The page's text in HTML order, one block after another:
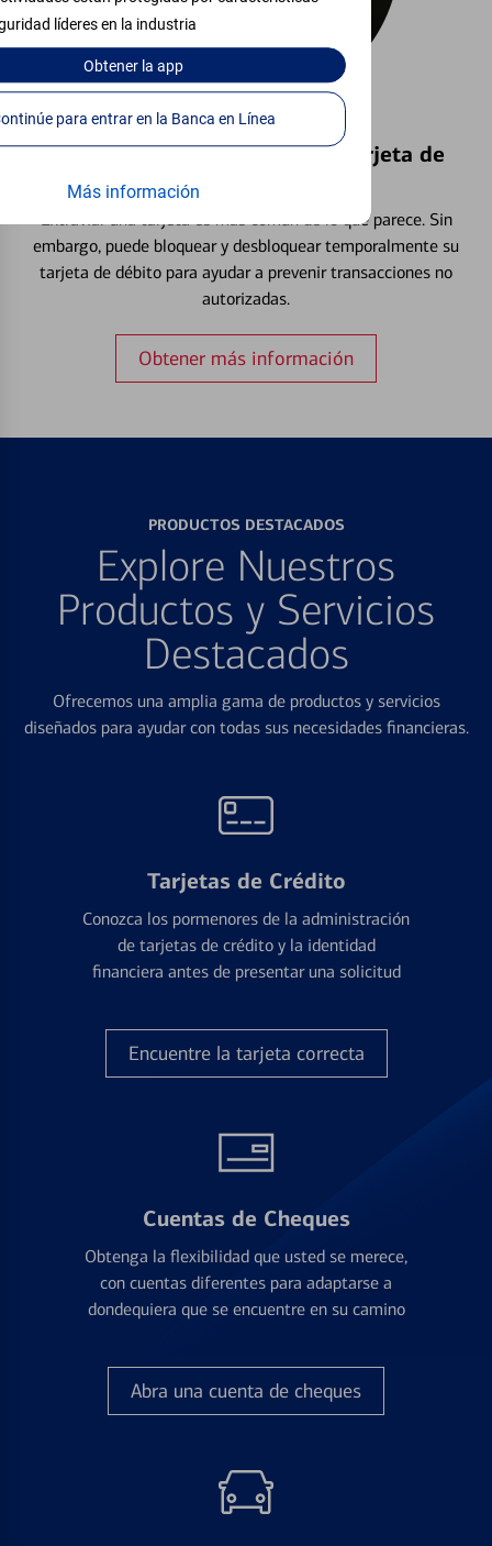
líderes en la industria
Obtenerla app
Continúe para entrar en la Banca en Línea
Más información
Bloquear y Desbloquear una Tarjeta de
Extraviar una tarjeta es más común de lo que parece. Sin
embargo, puede bloquear y desbloquear temporalmente su
tarjeta de débito para ayudar a prevenir transacciones no
autorizadas.
Obtener más información
PRODUCTOS DESTACADOS
Explore Nuestros
Productos y Servicios
Destacados
Ofrecemos una amplia gama de productos y servicios
diseñados para ayudar con todas sus necesidades financieras.
Tarjetas de Crédito
Conozca los pormenores de la administración
de tarjetas de crédito y la identidad
financiera antes de presentar una solicitud
Encuentre la tarjeta correcta
Cuentas de Cheques
Obtenga la flexibilidad que usted se merece,
con cuentas diferentes para adaptarse a
dondequiera que se encuentre en su camino
Abra una cuenta de cheques